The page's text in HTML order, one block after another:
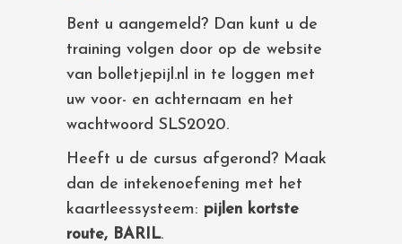
Bent u aangemeld? Dan kunt u de
training volgen door op de website
van bolletjepijl.nl in te loggen met
uw voor- en achternaam en het
wachtwoord SLS2020.
Heeft u de cursus afgerond? Maak
dan de intekenoefening met het
kaartleessysteem: pijlen kortste
route, BARIL.